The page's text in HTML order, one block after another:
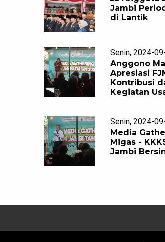
Jambi
di Lantik
Senin, 2024-
Anggono
Apresiasi
Kontribusi
Kegiatan
Senin, 2024-
Media
Migas -
Jambi